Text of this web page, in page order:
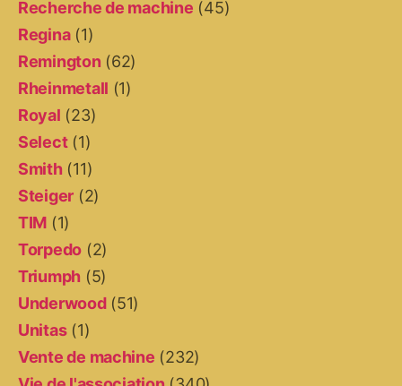
Recherche de machine (45)
Regina(1)
Remington (62)
Rheinmetall (1)
Royal (23)
Select(1)
Smith(11)
Steiger (2)
TIM (1)
Torpedo (2)
Triumph (5)
Underwood(51)
Unitas(1)
Vente de machine (232)